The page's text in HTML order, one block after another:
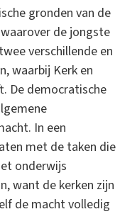
gronden van de
de jongste
verschillende en
waarbij Kerk en
De democratische
In een
met de taken die
onderwijs
want de kerken zijn
de macht volledig